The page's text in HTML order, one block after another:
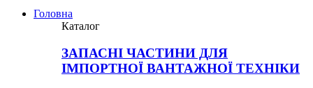
Головна
Каталог
ЗАПАСНІ ЧАСТИНИ ДЛЯ
ІМПОРТНОЇ ВАНТАЖНОЇ ТЕХНІКИ